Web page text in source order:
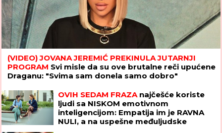
(VIDEO) JOVANA JEREMIĆ PREKINULA JUTARNJI
PROGRAM Svi misle da su ove brutalne reči upućene
Draganu: "Svima sam donela samo dobro"
OVIH SEDAM FRAZAnajčešće koriste
ljudi sa NISKOM emotivnom
inteligencijom: Empatija im je RAVNA
NULI, a na uspešne međuljudske